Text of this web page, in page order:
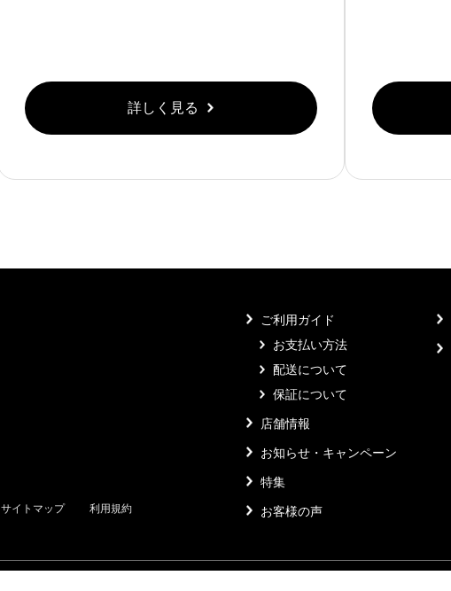
詳しく見る
サイトマップ 利用規約
ご利用ガイド
お支払い方法
配送について
保証について
店舗情報
お知らせ・キャンペーン
特集
お客様の声